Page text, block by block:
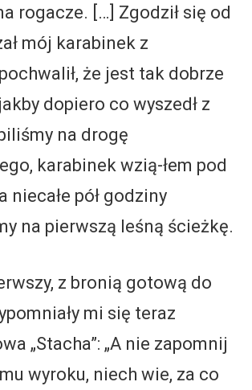
rogacze. […] Zgodził się od
mój karabinek z
że jest tak dobrze
dopiero co wyszedł z
na drogę
karabinek wzią-łem pod
niecałe pół godziny
na pierwszą leśną ścieżkę.
z bronią gotową do
mi się teraz
„Stacha”: „A nie zapomnij
wyroku, niech wie, za co